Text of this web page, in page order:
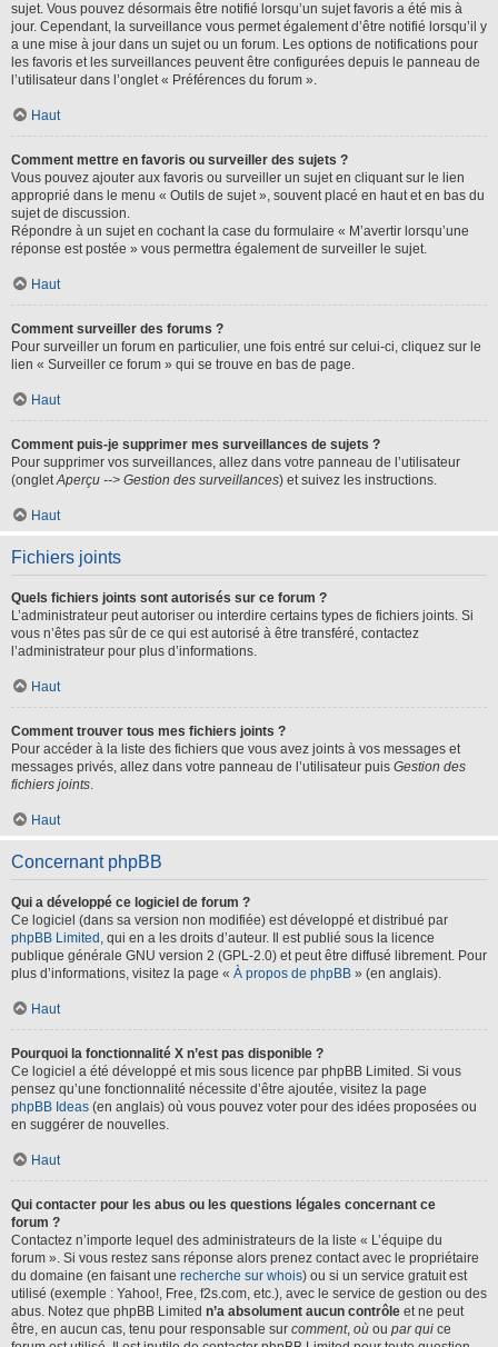
sujet. Vous pouvez désormais être notifié lorsqu’un sujet favoris a été mis à
jour. Cependant, la surveillance vous permet également d’être notifié lorsqu’il y
a une mise à jour dans un sujet ou un forum. Les options de notifications pour
les favoris et les surveillances peuvent être configurées depuis le panneau de
l’utilisateur dans l’onglet « Préférences du forum ».
Haut
Comment mettre en favoris ou surveiller des sujets ?
Vous pouvez ajouter aux favoris ou surveiller un sujet en cliquant sur le lien
approprié dans le menu « Outils de sujet », souvent placé en haut et en bas du
sujet de discussion.
Répondre à un sujet en cochant la case du formulaire « M’avertir lorsqu’une
réponse est postée » vous permettra également de surveiller le sujet.
Haut
Comment surveiller des forums ?
Pour surveiller un forum en particulier, une fois entré sur celui-ci, cliquez sur le
lien « Surveiller ce forum » qui se trouve en bas de page.
Haut
Comment puis-je supprimer mes surveillances de sujets ?
Pour supprimer vos surveillances, allez dans votre panneau de l’utilisateur
(ongletAperçu --> Gestion des surveillances) et suivez les instructions.
Haut
Fichiers joints
Quels fichiers joints sont autorisés sur ce forum ?
L’administrateur peut autoriser ou interdire certains types de fichiers joints. Si
vous n’êtes pas sûr de ce qui est autorisé à être transféré, contactez
l’administrateur pour plus d’informations.
Haut
Comment trouver tous mes fichiers joints ?
Pour accéder à la liste des fichiers que vous avez joints à vos messages et
messages privés, allez dans votre panneau de l’utilisateur puis Gestion des
fichiers joints.
Haut
Concernant phpBB
Qui a développé ce logiciel de forum ?
Ce logiciel (dans sa version non modifiée) est développé et distribué par
phpBB Limited , qui en a les droits d’auteur. Il est publié sous la licence
publique générale GNU version 2 (GPL-2.0) et peut être diffusé librement. Pour
plus d’informations, visitez la page « À propos de phpBB » (en anglais).
Haut
Pourquoi la fonctionnalité X n’est pas disponible ?
Ce logiciel a été développé et mis sous licence par phpBB Limited. Si vous
pensez qu’une fonctionnalité nécessite d’être ajoutée, visitez la page
phpBB Ideas (en anglais) où vous pouvez voter pour des idées proposées ou
en suggérer de nouvelles.
Haut
Qui contacter pour les abus ou les questions légales concernant ce
forum ?
Contactez n’importe lequel des administrateurs de la liste « L’équipe du
forum ». Si vous restez sans réponse alors prenez contact avec le propriétaire
du domaine (en faisant une recherche sur whois) ou si un service gratuit est
utilisé (exemple : Yahoo!, Free, f2s.com, etc.), avec le service de gestion ou des
abus. Notez que phpBB Limited n’a absolument aucun contrôle et ne peut
être, en aucun cas, tenu pour responsable sur comment, où ou par qui ce